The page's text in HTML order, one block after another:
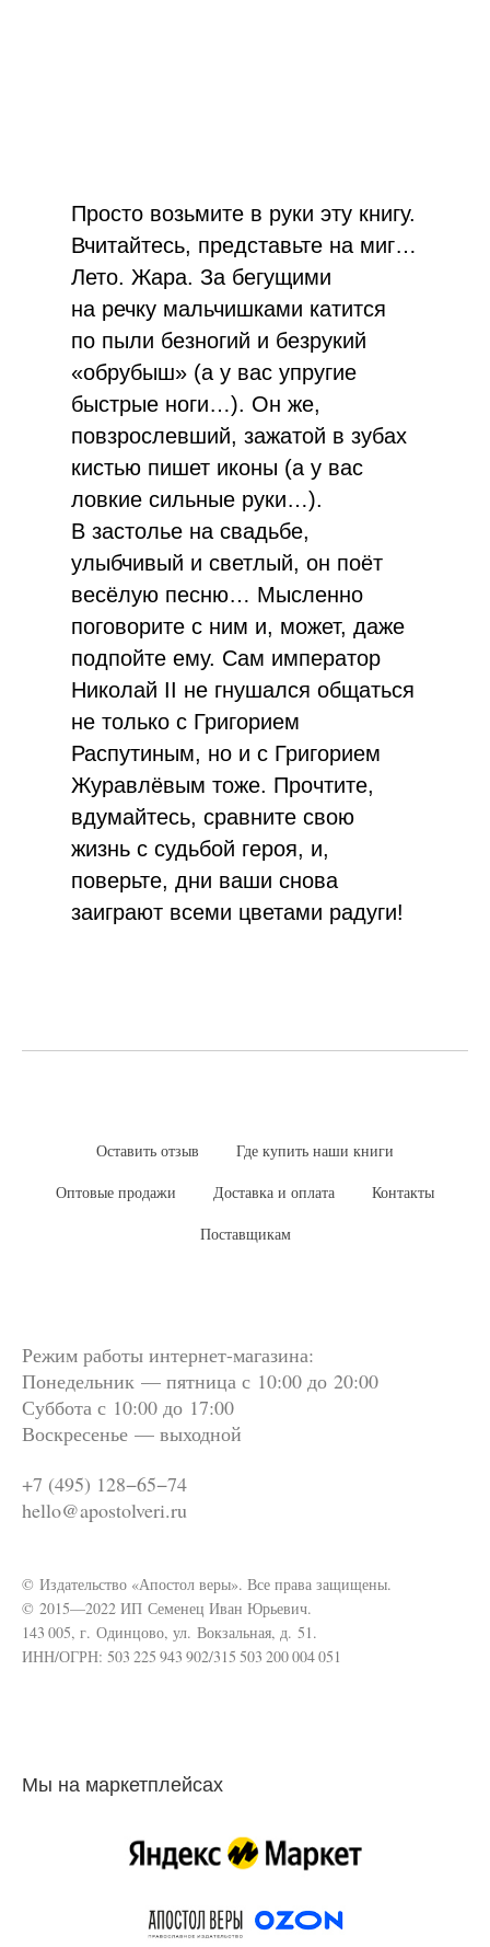
Просто возьмите в руки эту книгу.
Вчитайтесь, представьте на миг…
Лето. Жара. За бегущими
на речку мальчишками катится
по пыли безногий и безрукий
«обрубыш» (а у вас упругие
быстрые ноги…). Он же,
повзрослевший, зажатой в зубах
кистью пишет иконы (а у вас
ловкие сильные руки…).
В застолье на свадьбе,
улыбчивый и светлый, он поёт
весёлую песню… Мысленно
поговорите с ним и, может, даже
подпойте ему. Сам император
Николай II не гнушался общаться
не только с Григорием
Распутиным, но и с Григорием
Журавлёвым тоже. Прочтите,
вдумайтесь, сравните свою
жизнь с судьбой героя, и,
поверьте, дни ваши снова
заиграют всеми цветами радуги!
Оставить отзыв Где купить наши книги
Оптовые продажи Доставка и оплата Контакты
Поставщикам
Режим работы интернет-магазина:
Понедельник — пятница с 10:00 до 20:00
Суббота с 10:00 до 17:00
Воскресенье — выходной
+7 (495) 128−65−74
hello@apostolveri.ru
© Издательство «Апостол веры». Все права защищены.
© 2015—2022 ИП Семенец Иван Юрьевич.
143 005, г. Одинцово, ул. Вокзальная, д. 51.
ИНН/ОГРН: 503 225 943 902/315 503 200 004 051
Мы на маркетплейсах